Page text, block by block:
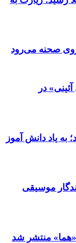
صحنه می‌رود
در
یاد دانش آموز
موسیقی
«هما» منتشر شد